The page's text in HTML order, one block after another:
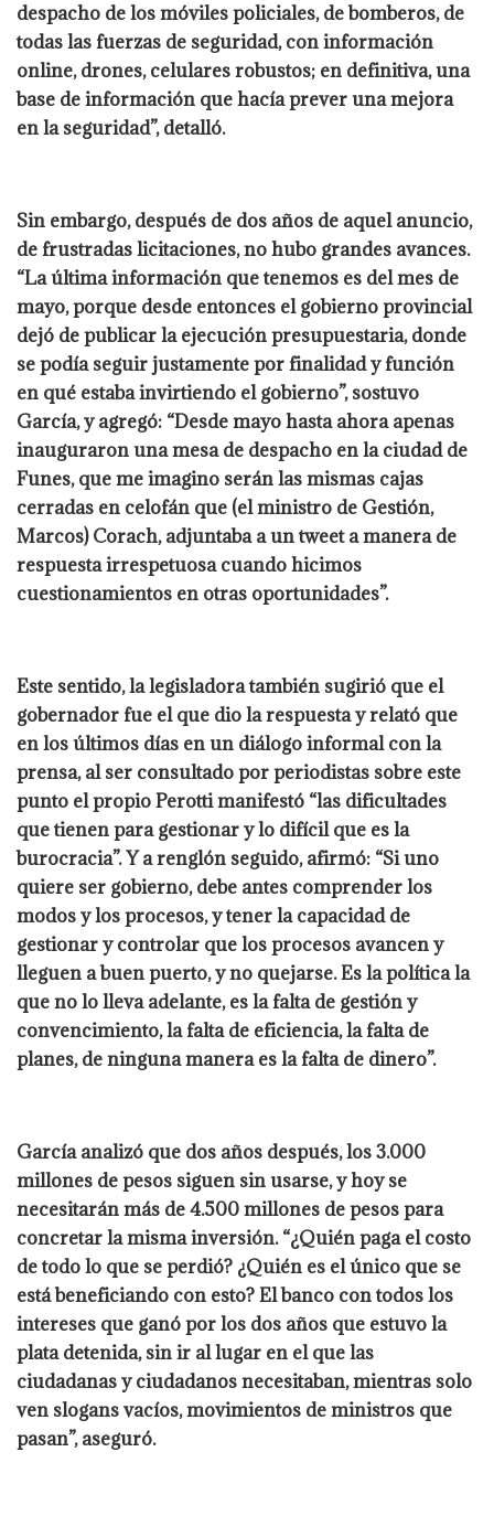
despacho de los móviles policiales, de bomberos, de
todas las fuerzas de seguridad, con información
online, drones, celulares robustos; en definitiva, una
base de información que hacía prever una mejora
en la seguridad”, detalló.
Sin embargo, después de dos años de aquel anuncio,
de frustradas licitaciones, no hubo grandes avances.
“La última información que tenemos es del mes de
mayo, porque desde entonces el gobierno provincial
dejó de publicar la ejecución presupuestaria, donde
se podía seguir justamente por finalidad y función
en qué estaba invirtiendo el gobierno”, sostuvo
García, y agregó: “Desde mayo hasta ahora apenas
inauguraron una mesa de despacho en la ciudad de
Funes, que me imagino serán las mismas cajas
cerradas en celofán que (el ministro de Gestión,
Marcos) Corach, adjuntaba a un tweet a manera de
respuesta irrespetuosa cuando hicimos
cuestionamientos en otras oportunidades”.
Este sentido, la legisladora también sugirió que el
gobernador fue el que dio la respuesta y relató que
en los últimos días en un diálogo informal con la
prensa, al ser consultado por periodistas sobre este
punto el propio Perotti manifestó “las dificultades
que tienen para gestionar y lo difícil que es la
burocracia”. Y a renglón seguido, afirmó: “Si uno
quiere ser gobierno, debe antes comprender los
modos y los procesos, y tener la capacidad de
gestionar y controlar que los procesos avancen y
lleguen a buen puerto, y no quejarse. Es la política la
que no lo lleva adelante, es la falta de gestión y
convencimiento, la falta de eficiencia, la falta de
planes, de ninguna manera es la falta de dinero”.
García analizó que dos años después, los 3.000
millones de pesos siguen sin usarse, y hoy se
necesitarán más de 4.500 millones de pesos para
concretar la misma inversión. “¿Quién paga el costo
de todo lo que se perdió? ¿Quién es el único que se
está beneficiando con esto? El banco con todos los
intereses que ganó por los dos años que estuvo la
plata detenida, sin ir al lugar en el que las
ciudadanas y ciudadanos necesitaban, mientras solo
ven slogans vacíos, movimientos de ministros que
pasan”, aseguró.